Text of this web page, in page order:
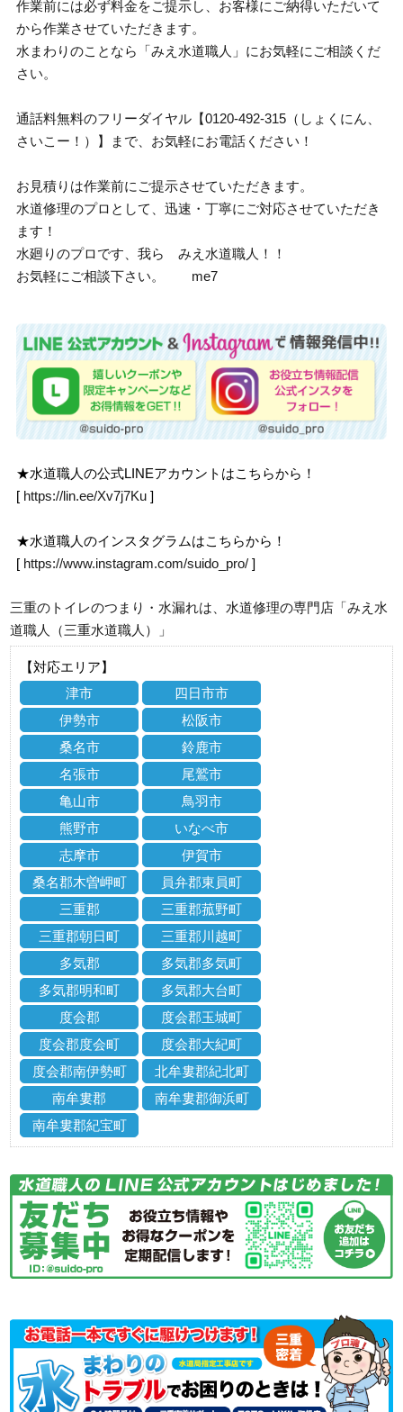
作業前には必ず料金をご提示し、お客様にご納得いただいて
から作業させていただきます。
水まわりのことなら「みえ水道職人」にお気軽にご相談くだ
さい。
通話料無料のフリーダイヤル【0120-492-315（しょくにん、
さいこー！）】まで、お気軽にお電話ください！
お見積りは作業前にご提示させていただきます。
水道修理のプロとして、迅速・丁寧にご対応させていただき
ます！
水廻りのプロです、我ら みえ水道職人！！
お気軽にご相談下さい。 me7
★水道職人の公式LINEアカウントはこちらから！
[ https://lin.ee/Xv7j7Ku ]
★水道職人のインスタグラムはこちらから！
[ https://www.instagram.com/suido_pro/ ]
三重のトイレのつまり・水漏れは、水道修理の専門店「みえ水
道職人（三重水道職人）」
【対応エリア】
津市
四日市市
伊勢市
松阪市
桑名市
鈴鹿市
名張市
尾鷲市
亀山市
鳥羽市
熊野市
いなべ市
志摩市
伊賀市
桑名郡木曽岬町
員弁郡東員町
三重郡
三重郡菰野町
三重郡朝日町
三重郡川越町
多気郡
多気郡多気町
多気郡明和町
多気郡大台町
度会郡
度会郡玉城町
度会郡度会町
度会郡大紀町
度会郡南伊勢町
北牟婁郡紀北町
南牟婁郡
南牟婁郡御浜町
南牟婁郡紀宝町